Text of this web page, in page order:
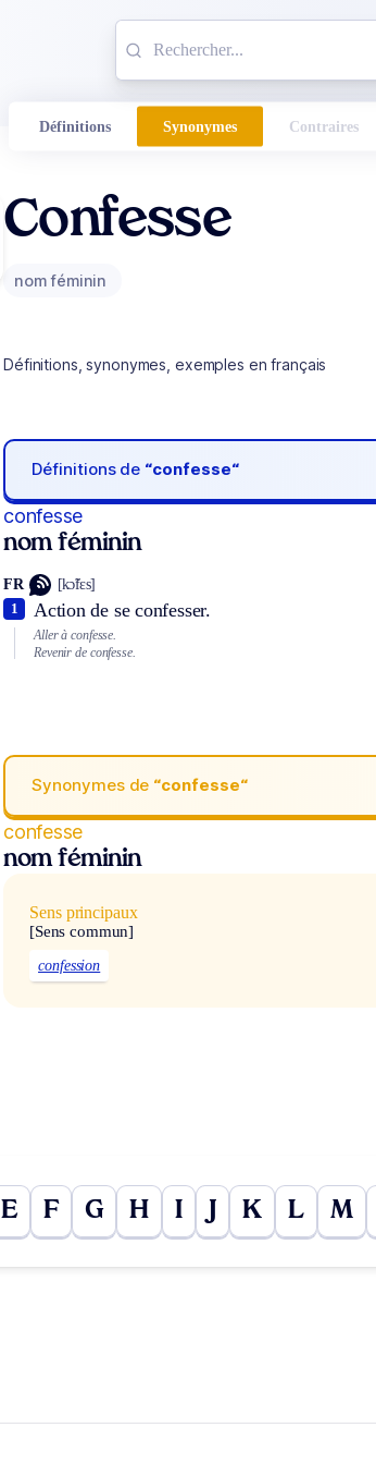
Définitions Synonymes Contraires
Confesse
nom féminin
Définitions, synonymes, exemples en français
Définitions de “confesse“
confesse
nom féminin
FR [kɔ̃fɛs]
Action de se confesser.
1
Aller à confesse.
Revenir de confesse.
Synonymes de “confesse“
confesse
nom féminin
Sens principaux
[Sens commun]
confession
E F G H I J K L M